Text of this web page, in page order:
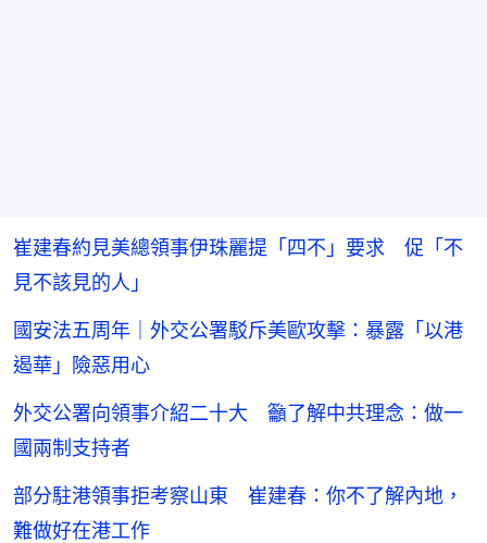
崔建春約見美總領事伊珠麗提「四不」要求 促「不
見不該見的人」
國安法五周年｜外交公署駁斥美歐攻擊：暴露「以港
遏華」險惡用心
外交公署向領事介紹二十大 籲了解中共理念：做一
國兩制支持者
部分駐港領事拒考察山東 崔建春：你不了解內地，
難做好在港工作